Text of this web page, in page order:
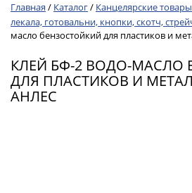
Главная / Каталог/ Канцелярские
лекала, готовальни, кнопки, скотч,
масло бензостойкий для пластиков и
КЛЕЙ БФ-2 ВОДО-МАСЛО
ДЛЯ ПЛАСТИКОВ И
АНЛЕС